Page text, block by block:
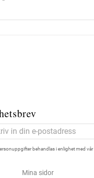
behandlas i enlighet med vår
Mina sidor